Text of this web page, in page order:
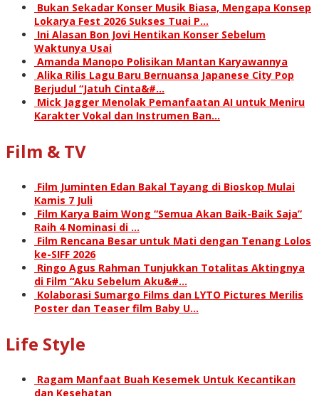
Bukan Sekadar Konser Musik Biasa, Mengapa Konsep
Lokarya Fest 2026 Sukses Tuai P…
Ini Alasan Bon Jovi Hentikan Konser Sebelum
Waktunya Usai
Amanda Manopo Polisikan Mantan Karyawannya
Alika Rilis Lagu Baru Bernuansa Japanese City Pop
Berjudul “Jatuh Cinta&#…
Mick Jagger Menolak Pemanfaatan AI untuk Meniru
Karakter Vokal dan Instrumen Ban…
Film & TV
Film Juminten Edan Bakal Tayang di Bioskop Mulai
Kamis 7 Juli
Film Karya Baim Wong “Semua Akan Baik-Baik Saja”
Raih 4 Nominasi di …
Film Rencana Besar untuk Mati dengan Tenang Lolos
ke-SIFF 2026
Ringo Agus Rahman Tunjukkan Totalitas Aktingnya
di Film “Aku Sebelum Aku&#…
Kolaborasi Sumargo Films dan LYTO Pictures Merilis
Poster dan Teaser film Baby U…
Life Style
Ragam Manfaat Buah Kesemek Untuk Kecantikan
dan Kesehatan